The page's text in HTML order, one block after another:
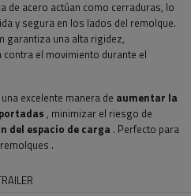
de acero actúan como cerraduras, lo
y segura en los lados del remolque.
garantiza una alta rigidez,
el movimiento durante el
excelente manera de aumentar la
, minimizar el riesgo de
del espacio de carga . Perfecto para
.